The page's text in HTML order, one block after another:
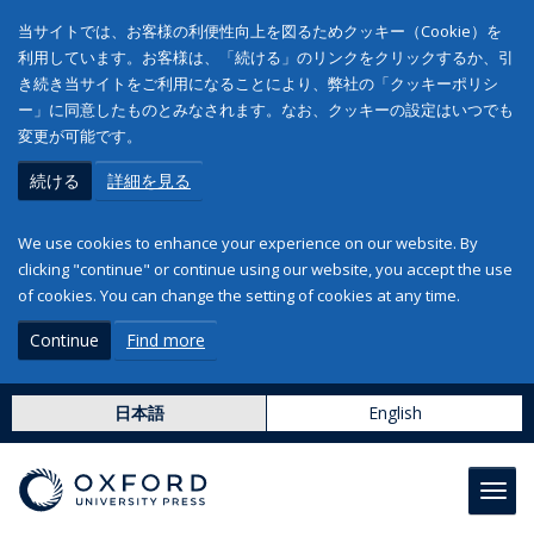
当サイトでは、お客様の利便性向上を図るためクッキー（Cookie）を
利用しています。お客様は、「続ける」のリンクをクリックするか、引
き続き当サイトをご利用になることにより、弊社の「クッキーポリシ
ー」に同意したものとみなされます。なお、クッキーの設定はいつでも
変更が可能です。
続ける 詳細を見る
We use cookies to enhance your experience on our website. By
clicking "continue" or continue using our website, you accept the use
of cookies. You can change the setting of cookies at any time.
Continue Find more
日本語 English